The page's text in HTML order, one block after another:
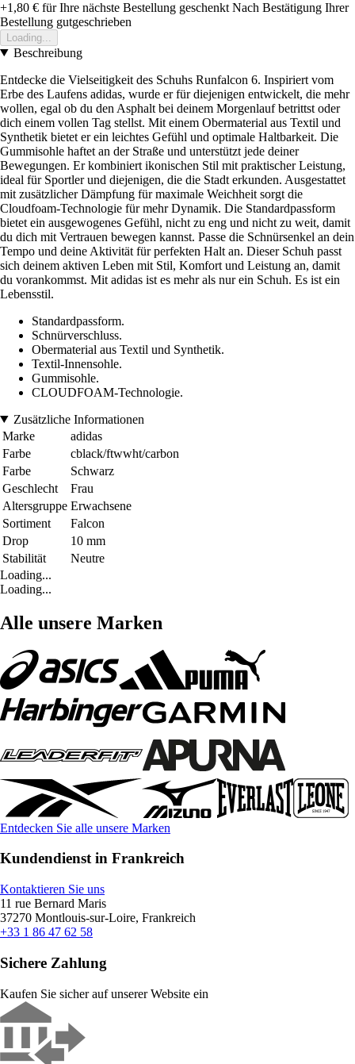
+1,80 € für Ihre nächste Bestellung geschenkt Nach Bestätigung Ihrer
Bestellung gutgeschrieben
Loading...
Beschreibung
Entdecke die Vielseitigkeit des Schuhs Runfalcon 6. Inspiriert vom
Erbe des Laufens adidas, wurde er für diejenigen entwickelt, die mehr
wollen, egal ob du den Asphalt bei deinem Morgenlauf betrittst oder
dich einem vollen Tag stellst. Mit einem Obermaterial aus Textil und
Synthetik bietet er ein leichtes Gefühl und optimale Haltbarkeit. Die
Gummisohle haftet an der Straße und unterstützt jede deiner
Bewegungen. Er kombiniert ikonischen Stil mit praktischer Leistung,
ideal für Sportler und diejenigen, die die Stadt erkunden. Ausgestattet
mit zusätzlicher Dämpfung für maximale Weichheit sorgt die
Cloudfoam-Technologie für mehr Dynamik. Die Standardpassform
bietet ein ausgewogenes Gefühl, nicht zu eng und nicht zu weit, damit
du dich mit Vertrauen bewegen kannst. Passe die Schnürsenkel an dein
Tempo und deine Aktivität für perfekten Halt an. Dieser Schuh passt
sich deinem aktiven Leben mit Stil, Komfort und Leistung an, damit
du vorankommst. Mit adidas ist es mehr als nur ein Schuh. Es ist ein
Lebensstil.
Standardpassform.
Schnürverschluss.
Obermaterial aus Textil und Synthetik.
Textil-Innensohle.
Gummisohle.
CLOUDFOAM-Technologie.
Zusätzliche Informationen
Marke
adidas
Farbe
cblack/ftwwht/carbon
Farbe
Schwarz
Geschlecht
Frau
Altersgruppe Erwachsene
Sortiment
Falcon
Drop
10 mm
Stabilität
Neutre
Loading...
Loading...
Alle unsere Marken
Entdecken Sie alle unsere Marken
Kundendienst in Frankreich
Kontaktieren Sie uns
11 rue Bernard Maris
37270 Montlouis-sur-Loire, Frankreich
+33 1 86 47 62 58
Sichere Zahlung
Kaufen Sie sicher auf unserer Website ein